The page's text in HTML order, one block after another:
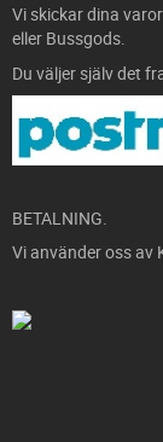
Vi skickar dina
eller Bussgods.
Du väljer själv det
BETALNING.
Vi använder oss av